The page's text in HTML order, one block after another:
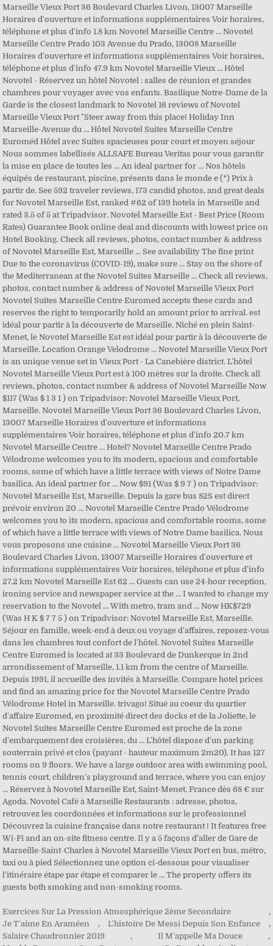
Marseille Vieux Port 36 Boulevard Charles Livon, 13007 Marseille
Horaires d'ouverture et informations supplémentaires Voir horaires,
téléphone et plus d'info 1.8 km Novotel Marseille Centre … Novotel
Marseille Centre Prado 103 Avenue du Prado, 13008 Marseille
Horaires d'ouverture et informations supplémentaires Voir horaires,
téléphone et plus d'info 47.9 km Novotel Marseille Vieux … Hôtel
Novotel - Réservez un hôtel Novotel : salles de réunion et grandes
chambres pour voyager avec vos enfants. Basilique Notre-Dame de la
Garde is the closest landmark to Novotel 16 reviews of Novotel
Marseille Vieux Port "Steer away from this place! Holiday Inn
Marseille-Avenue du … Hôtel Novotel Suites Marseille Centre
Euroméd Hôtel avec Suites spacieuses pour court et moyen séjour
Nous sommes labellisés ALLSAFE Bureau Veritas pour vous garantir
la mise en place de toutes les … An ideal partner for … Nos hôtels
équipés de restaurant, piscine, présents dans le monde e (*) Prix à
partir de. See 592 traveler reviews, 173 candid photos, and great deals
for Novotel Marseille Est, ranked #62 of 139 hotels in Marseille and
rated 3.5 of 5 at Tripadvisor. Novotel Marseille Est - Best Price (Room
Rates) Guarantee Book online deal and discounts with lowest price on
Hotel Booking. Check all reviews, photos, contact number & address
of Novotel Marseille Est, Marseille … See availability The fine print
Due to the coronavirus (COVID-19), make sure … Stay on the shore of
the Mediterranean at the Novotel Suites Marseille … Check all reviews,
photos, contact number & address of Novotel Marseille Vieux Port
Novotel Suites Marseille Centre Euromed accepts these cards and
reserves the right to temporarily hold an amount prior to arrival. est
idéal pour partir à la découverte de Marseille. Niché en plein Saint-
Menet, le Novotel Marseille Est est idéal pour partir à la découverte de
Marseille. Location Orange Velodrome … Novotel Marseille Vieux Port
is an unique venue set in Vieux Port - La Canebière district. L'hôtel
Novotel Marseille Vieux Port est à 100 mètres sur la droite. Check all
reviews, photos, contact number & address of Novotel Marseille Now
$117 (Was $ 1 3 1 ) on Tripadvisor: Novotel Marseille Vieux Port,
Marseille. Novotel Marseille Vieux Port 36 Boulevard Charles Livon,
13007 Marseille Horaires d'ouverture et informations
supplémentaires Voir horaires, téléphone et plus d'info 20.7 km
Novotel Marseille Centre … Hotel? Novotel Marseille Centre Prado
Vélodrome welcomes you to its modern, spacious and comfortable
rooms, some of which have a little terrace with views of Notre Dame
basilica. An ideal partner for … Now $91 (Was $ 9 7 ) on Tripadvisor:
Novotel Marseille Est, Marseille. Depuis la gare bus 82S est direct
prévoir environ 20 … Novotel Marseille Centre Prado Vélodrome
welcomes you to its modern, spacious and comfortable rooms, some
of which have a little terrace with views of Notre Dame basilica. Nous
vous proposons une cuisine … Novotel Marseille Vieux Port 36
Boulevard Charles Livon, 13007 Marseille Horaires d'ouverture et
informations supplémentaires Voir horaires, téléphone et plus d'info
27.2 km Novotel Marseille Est 62 … Guests can use 24-hour reception,
ironing service and newspaper service at the … I wanted to change my
reservation to the Novotel … With metro, tram and … Now HK$729
(Was H K $ 7 7 5 ) on Tripadvisor: Novotel Marseille Est, Marseille.
Séjour en famille, week-end à deux ou voyage d'affaires, reposez-vous
dans les chambres tout confort de l'hôtel. Novotel Suites Marseille
Centre Euromed is located at 33 Boulevard de Dunkerque in 2nd
arrondissement of Marseille, 1.1 km from the centre of Marseille.
Depuis 1991, il accueille des invités à Marseille. Compare hotel prices
and find an amazing price for the Novotel Marseille Centre Prado
Vélodrome Hotel in Marseille. trivago! Situé au coeur du quartier
d'affaire Euromed, en proximité direct des docks et de la Joliette, le
Novotel Suites Marseille Centre Euromed est proche de la zone
d'embarquement des croisières, du … L'hôtel dispose d'un parking
souterrain privé et clos (payant - hauteur maximum 2m20). It has 127
rooms on 9 floors. We have a large outdoor area with swimming pool,
tennis court, children's playground and terrace, where you can enjoy
… Réservez à Novotel Marseille Est, Saint-Menet, France dès 68 € sur
Agoda. Novotel Café à Marseille Restaurants : adresse, photos,
retrouvez les coordonnées et informations sur le professionnel
Découvrez la cuisine française dans notre restaurant ! It features free
Wi-Fi and an on-site fitness centre. Il y a 5 façons d’aller de Gare de
Marseille-Saint-Charles à Novotel Marseille Vieux Port en bus, métro,
taxi ou à pied Sélectionnez une option ci-dessous pour visualiser
l’itinéraire étape par étape et comparer le … The property offers its
guests both smoking and non-smoking rooms.
Exercices Sur La Pression Atmosphérique 2ème Secondaire
,
Je T'aime En Araméen
, L'histoire De Messi Depuis Son Enfance
,
Salaire Chaudronnier 2019
, Il M'appelle Ma Douce
,